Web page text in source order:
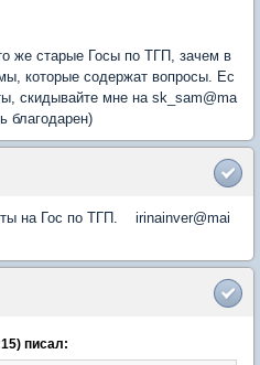
же старые Госы по ТГП, зачем в
которые содержат вопросы. Ес
скидывайте мне на sk_sam@ma
благодарен)
на Гос по ТГП. irinainver@mai
писал: